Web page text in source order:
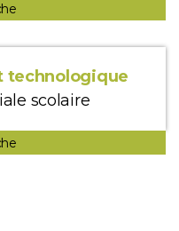
technologique
scolaire